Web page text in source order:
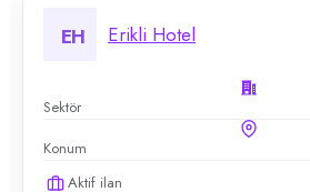
EH Erikli Hotel
Sektör
Konum
Aktif ilan